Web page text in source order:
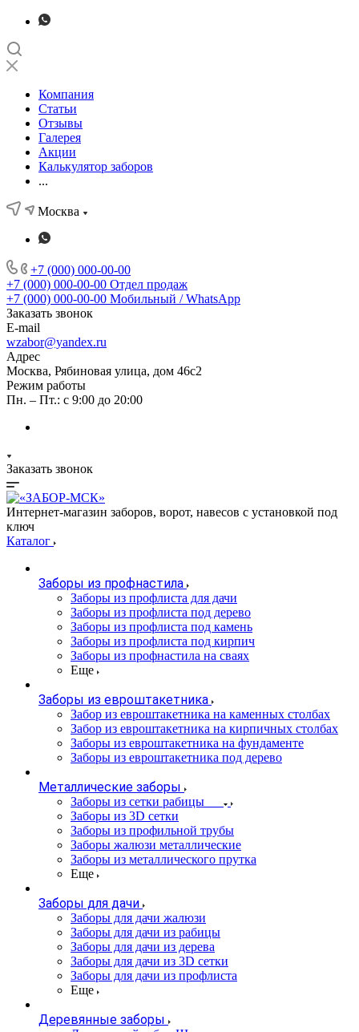
Компания
Статьи
Отзывы
Галерея
Акции
Калькулятор заборов
...
Москва
+7 (000) 000-00-00
+7 (000) 000-00-00 Отдел продаж
+7 (000) 000-00-00 Мобильный / WhatsApp
Заказать звонок
E-mail
wzabor@yandex.ru
Адрес
Москва, Рябиновая улица, дом 46с2
Режим работы
Пн. – Пт.: с 9:00 до 20:00
Заказать звонок
Интернет-магазин заборов, ворот, навесов с установкой под
ключ
Каталог
Заборы из профнастила
Заборы из профлиста для дачи
Заборы из профлиста под дерево
Заборы из профлиста под камень
Заборы из профлиста под кирпич
Заборы из профнастила на сваях
Еще
Заборы из евроштакетника
Забор из евроштакетника на каменных столбах
Забор из евроштакетника на кирпичных столбах
Заборы из евроштакетника на фундаменте
Заборы из евроштакетника под дерево
Металлические заборы
Заборы из сетки рабицы
Заборы из 3D сетки
Заборы из профильной трубы
Заборы жалюзи металлические
Заборы из металлического прутка
Еще
Заборы для дачи
Заборы для дачи жалюзи
Заборы для дачи из рабицы
Заборы для дачи из дерева
Заборы для дачи из 3D сетки
Заборы для дачи из профлиста
Еще
Деревянные заборы